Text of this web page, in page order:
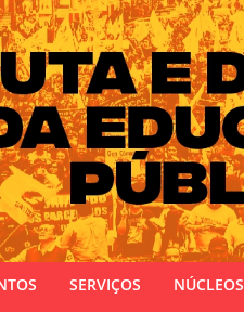
Estado do Rio Grande do Sul
SERVIÇOS NÚCLEOS